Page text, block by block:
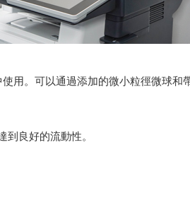
用。可以通過添加的微小粒徑微球
良好的流動性。